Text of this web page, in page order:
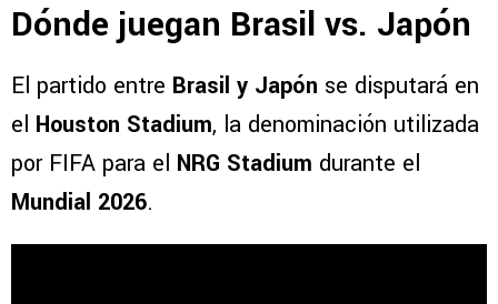
Dónde juegan Brasil vs. Japón
El partido entre Brasil y Japón se disputará en
el Houston Stadium, la denominación utilizada
por FIFA para el NRG Stadium durante el
Mundial 2026.